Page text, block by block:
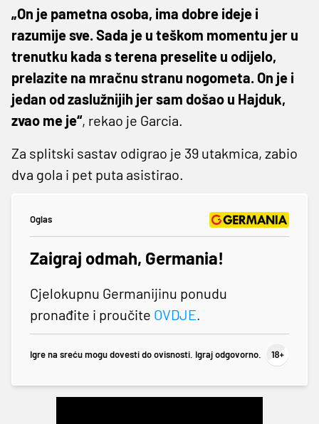
„On je pametna osoba, ima dobre ideje i
razumije sve. Sada je u teškom momentu jer u
trenutku kada s terena preselite u odijelo,
prelazite na mračnu stranu nogometa. On je i
jedan od zaslužnijih jer sam došao u Hajduk,
zvao me je“, rekao je Garcia.
Za splitski sastav odigrao je 39 utakmica, zabio
dva gola i pet puta asistirao.
Oglas
Zaigraj odmah, Germania!
Cjelokupnu Germanijinu ponudu
pronađite i proučite OVDJE.
Igre na sreću mogu dovesti do ovisnosti. Igraj odgovorno.